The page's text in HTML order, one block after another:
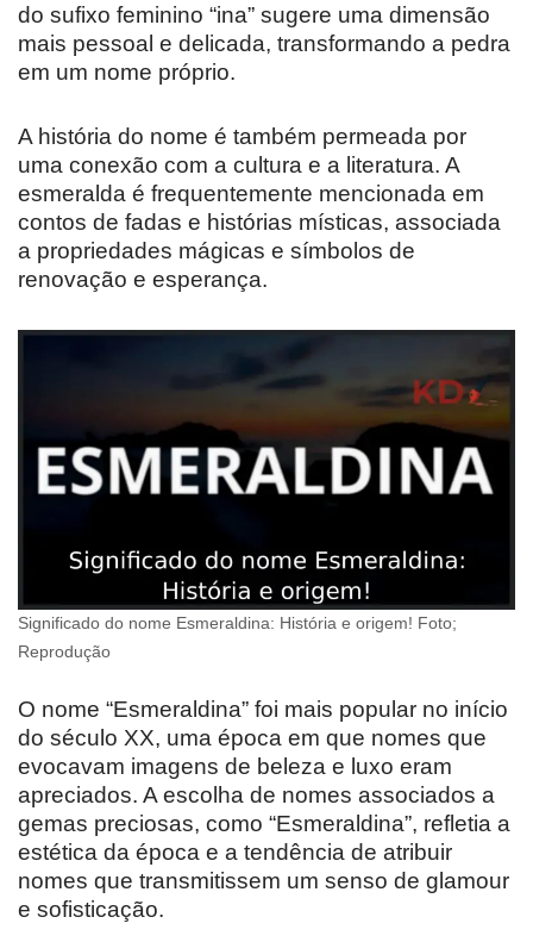
do sufixo feminino “ina” sugere uma dimensão
mais pessoal e delicada, transformando a pedra
em um nome próprio.
A história do nome é também permeada por
uma conexão com a cultura e a literatura. A
esmeralda é frequentemente mencionada em
contos de fadas e histórias místicas, associada
a propriedades mágicas e símbolos de
renovação e esperança.
Significado do nome Esmeraldina: História e origem! Foto;
Reprodução
O nome “Esmeraldina” foi mais popular no início
do século XX, uma época em que nomes que
evocavam imagens de beleza e luxo eram
apreciados. A escolha de nomes associados a
gemas preciosas, como “Esmeraldina”, refletia a
estética da época e a tendência de atribuir
nomes que transmitissem um senso de glamour
e sofisticação.